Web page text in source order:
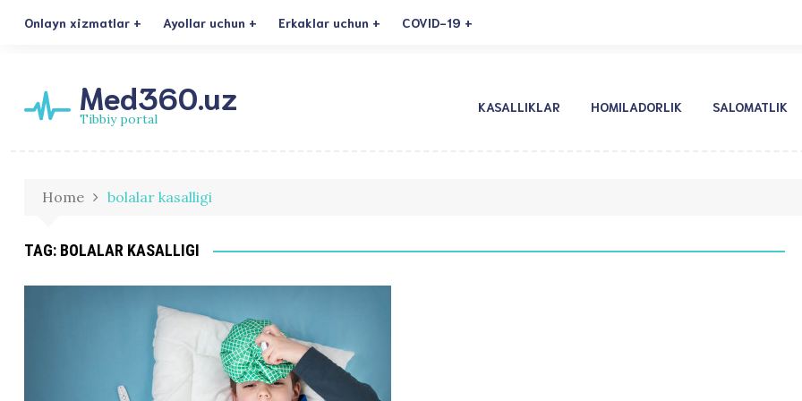
Onlayn xizmatlar Ayollar uchun Erkaklar uchun COVID-19
Med360.uz
Tibbiy portal
KASALLIKLAR HOMILADORLIK SALOMATLIK
Home bolalar kasalligi
TAG: BOLALAR KASALLIGI